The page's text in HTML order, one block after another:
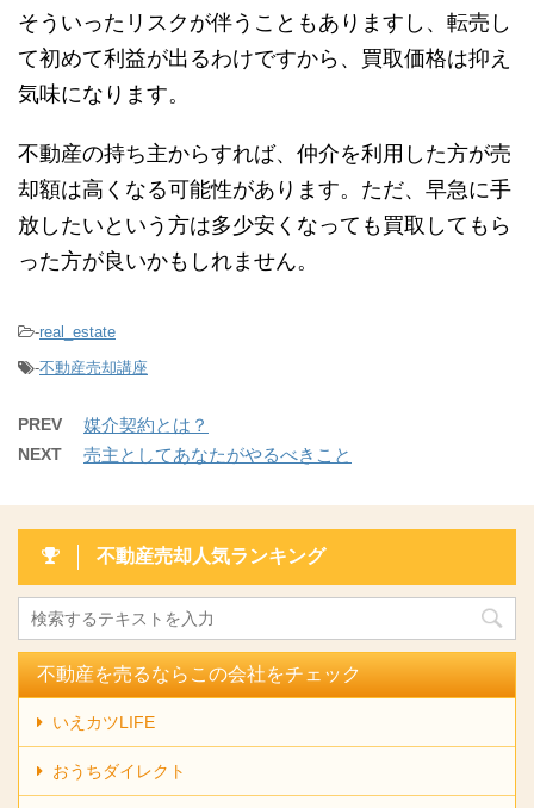
そういったリスクが伴うこともありますし、転売し
て初めて利益が出るわけですから、買取価格は抑え
気味になります。
不動産の持ち主からすれば、仲介を利用した方が売
却額は高くなる可能性があります。ただ、早急に手
放したいという方は多少安くなっても買取してもら
った方が良いかもしれません。
-real_estate
-不動産売却講座
PREV 媒介契約とは？
NEXT 売主としてあなたがやるべきこと
不動産売却人気ランキング
不動産を売るならこの会社をチェック
いえカツLIFE
おうちダイレクト